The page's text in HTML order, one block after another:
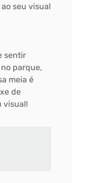
seu visual
sentir
parque,
meia é
de
visual!